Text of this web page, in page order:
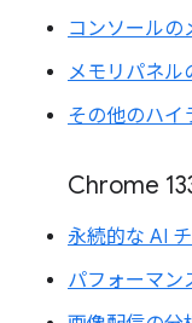
コンソールの
メモリパネル
その他のハイ
Chrome
永続的な AI
パフォーマン